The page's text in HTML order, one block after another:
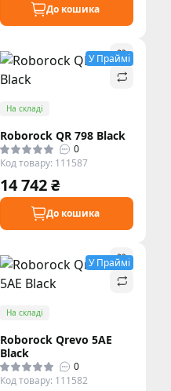
До кошика
У Праймі
На складі
Roborock QR 798 Black
0
Код товару: 111587
14 742 ₴
До кошика
У Праймі
На складі
Roborock Qrevo 5AE
Black
0
Код товару: 111582